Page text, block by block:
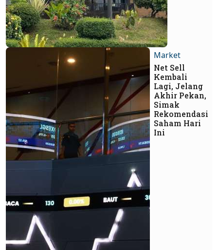
Market
Net Sell
Kembali
Lagi, Jelang
Akhir Pekan,
Simak
Rekomendasi
Saham Hari
Ini